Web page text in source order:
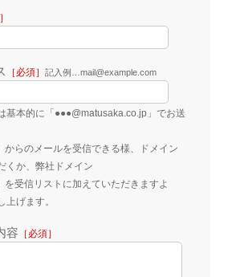
［必須］ 記入例…mail@example.com
基本的に「●●●@matusaka.co.jp」でお送
からのメールを受信できる様、ドメイン
くか、弊社ドメイン
を受信リストに加えていただきますよ
上げます。
容 ［必須］